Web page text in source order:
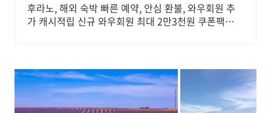
후라노, 해외 숙박 빠른 예약, 안심 환불, 와우회원 추
가 캐시적립 신규 와우회원 최대 2만3천원 쿠폰팩